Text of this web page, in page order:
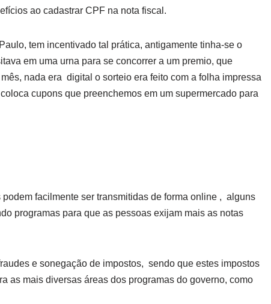
ao cadastrar CPF na nota fiscal.
tem incentivado tal prática, antigamente tinha-se o
em uma urna para se concorrer a um premio, que
nada era digital o sorteio era feito com a folha impressa
cupons que preenchemos em um supermercado para
facilmente ser transmitidas de forma online , alguns
programas para que as pessoas exijam mais as notas
e sonegação de impostos, sendo que estes impostos
as mais diversas áreas dos programas do governo, como